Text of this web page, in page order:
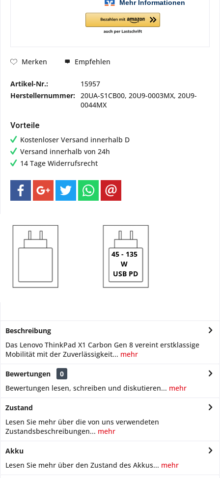
Merken Empfehlen
Artikel-Nr.:
15957
Herstellernummer:
20UA-S1CB00, 20U9-0003MX, 20U9-
0044MX
Vorteile
Kostenloser Versand innerhalb D
Versand innerhalb von 24h
14 Tage Widerrufsrecht
45 - 135
W
USB PD
Beschreibung
Das Lenovo ThinkPad X1 Carbon Gen 8 vereint erstklassige
Mobilität mit der Zuverlässigkeit... mehr
Bewertungen
0
Bewertungen lesen, schreiben und diskutieren... mehr
Zustand
Lesen Sie mehr über die von uns verwendeten
Zustandsbeschreibungen... mehr
Akku
Lesen Sie mehr über den Zustand des Akkus... mehr